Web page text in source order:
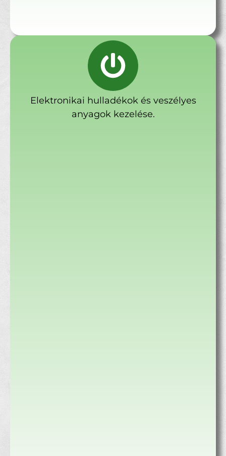
Elektronikai hulladékok és veszélyes
anyagok kezelése.